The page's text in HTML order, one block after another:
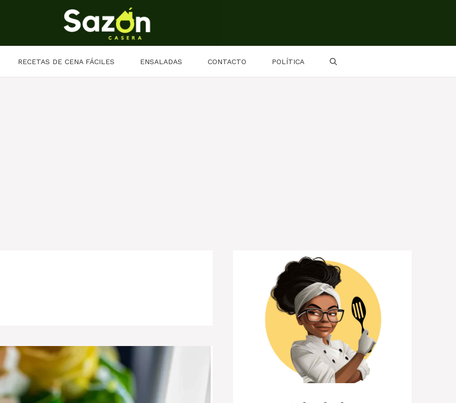
RECETAS DE CENA FÁCILES ENSALADAS CONTACTO POLÍTICA